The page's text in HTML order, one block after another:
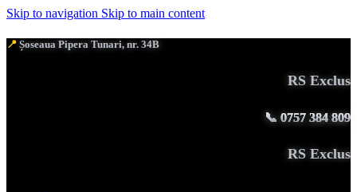
Skip to navigation Skip to main content
📍 Șoseaua Pipera Tunari, nr. 34B
RS
📞 0757 384 809
RS